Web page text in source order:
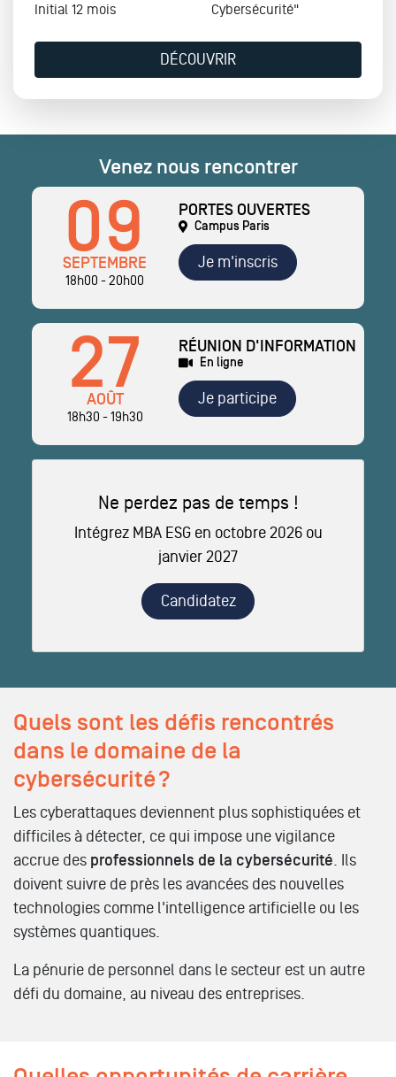
Initial 12 mois
Cybersécurité"
DÉCOUVRIR
Venez nous rencontrer
09
SEPTEMBRE
18h00 - 20h00
PORTES OUVERTES
Campus Paris
Je m'inscris
27
AOÛT
18h30 - 19h30
RÉUNION D'INFORMATION
En ligne
Je participe
Ne perdez pas de temps !
Intégrez MBA ESG en octobre 2026 ou
janvier 2027
Candidatez
Quels sont les défis rencontrés
dans le domaine de la
cybersécurité ?
Les cyberattaques deviennent plus sophistiquées et
difficiles à détecter, ce qui impose une vigilance
accrue des professionnels de la cybersécurité . Ils
doivent suivre de près les avancées des nouvelles
technologies comme l'intelligence artificielle ou les
systèmes quantiques.
La pénurie de personnel dans le secteur est un autre
défi du domaine, au niveau des entreprises.